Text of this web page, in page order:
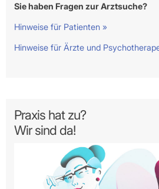
Sie haben Fragen zur Arztsuche?
Hinweise für Patienten »
Hinweise für Ärzte und
Praxis hat zu?
Wir sind da!